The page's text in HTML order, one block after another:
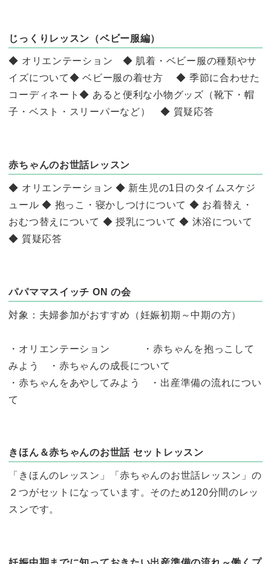
じっくりレッスン（ベビー服編）
◆ オリエンテーション ◆ 肌着・ベビー服の種類やサ
イズについて◆ ベビー服の着せ方 ◆ 季節に合わせた
コーディネート◆ あると便利な小物グッズ（靴下・帽
子・ベスト・スリーパーなど） ◆ 質疑応答
赤ちゃんのお世話レッスン
◆ オリエンテーション ◆ 新生児の1日のタイムスケジ
ュール ◆ 抱っこ・寝かしつけについて ◆ お着替え・
おむつ替えについて ◆ 授乳について ◆ 沐浴について
◆ 質疑応答
パパママスイッチ ON の会
対象：夫婦参加がおすすめ（妊娠初期～中期の方）
・オリエンテーション ・赤ちゃんを抱っこして
みよう ・赤ちゃんの成長について
・赤ちゃんをあやしてみよう ・出産準備の流れについ
て
きほん＆赤ちゃんのお世話 セットレッスン
「きほんのレッスン」「赤ちゃんのお世話レッスン」の
２つがセットになっています。そのため120分間のレッ
スンです。